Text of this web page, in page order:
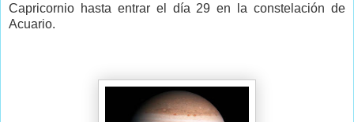
Capricornio hasta entrar el día 29 en la constelación de
Acuario.